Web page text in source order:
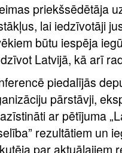
priekšsēdētāja
lai iedzīvotāji
būtu iespēja
Latvijā, kā arī
piedalījās
pārstāvji,
ar pētījuma
rezultātiem un
par aktuālajiem